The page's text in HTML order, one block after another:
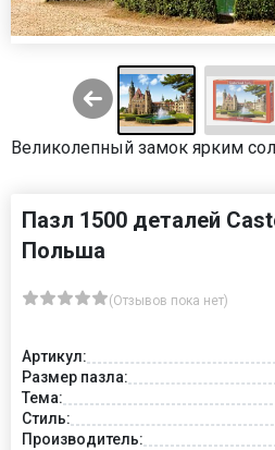
Великолепный замок ярким
Пазл 1500 деталей
Польша
(Отзывов пока нет)
Артикул:
Размер пазла:
Тема:
Стиль:
Производитель: